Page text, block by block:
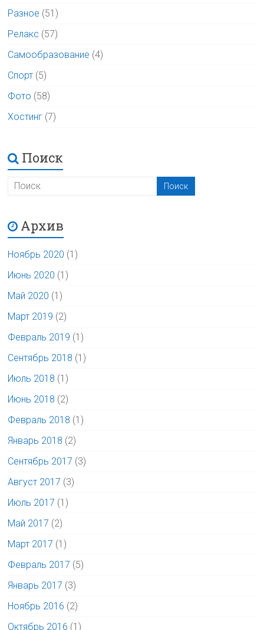
Разное (51)
Релакс (57)
Самообразование (4)
Спорт (5)
Фото (58)
Хостинг (7)
Поиск
Архив
Ноябрь 2020 (1)
Июнь 2020 (1)
Май 2020 (1)
Март 2019 (2)
Февраль 2019 (1)
Сентябрь 2018 (1)
Июль 2018 (1)
Июнь 2018 (2)
Февраль 2018 (1)
Январь 2018 (2)
Сентябрь 2017 (3)
Август 2017 (3)
Июль 2017 (1)
Май 2017 (2)
Март 2017 (1)
Февраль 2017 (5)
Январь 2017 (3)
Ноябрь 2016 (2)
Октябрь 2016 (1)